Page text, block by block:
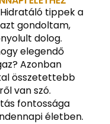
tippek a
gondoltam,
dolog.
elegendő
Azonban
összetettebb
van szó.
fontossága
életben.